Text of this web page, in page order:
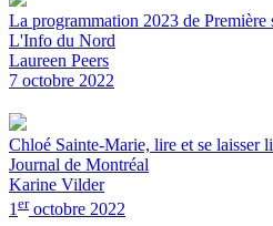
La programmation 2023 de Première
L'Info du Nord
Laureen Peers
7 octobre 2022
Chloé Sainte-Marie, lire et se laisser
Journal de Montréal
Karine Vilder
1eroctobre 2022